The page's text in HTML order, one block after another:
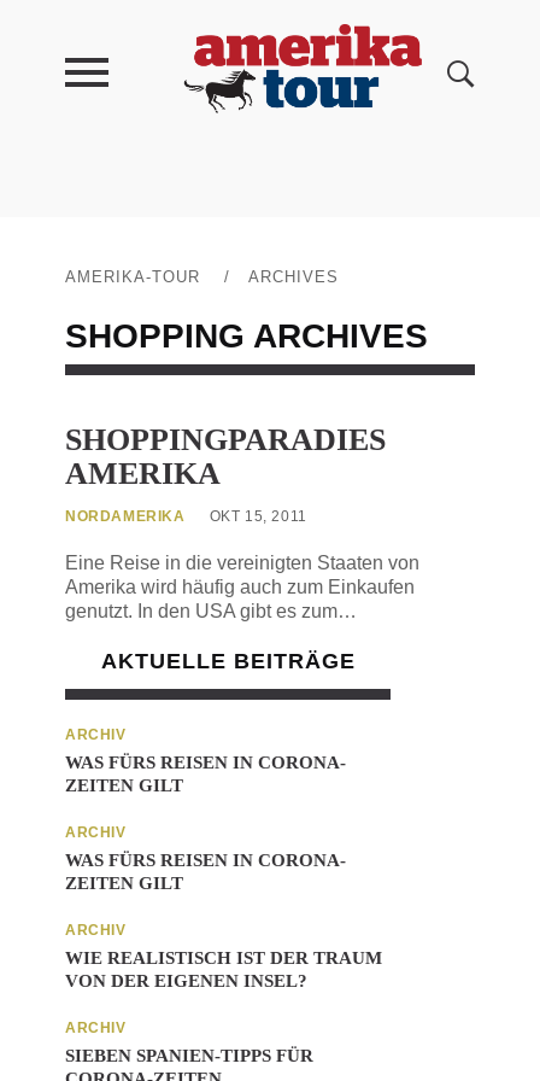
AMERIKA-TOUR / ARCHIVES
SHOPPING ARCHIVES
SHOPPINGPARADIES
AMERIKA
NORDAMERIKA OKT 15, 2011
Eine Reise in die vereinigten Staaten von
Amerika wird häufig auch zum Einkaufen
genutzt. In den USA gibt es zum…
AKTUELLE BEITRÄGE
ARCHIV
WAS FÜRS REISEN IN CORONA-
ZEITEN GILT
ARCHIV
WAS FÜRS REISEN IN CORONA-
ZEITEN GILT
ARCHIV
WIE REALISTISCH IST DER TRAUM
VON DER EIGENEN INSEL?
ARCHIV
SIEBEN SPANIEN-TIPPS FÜR